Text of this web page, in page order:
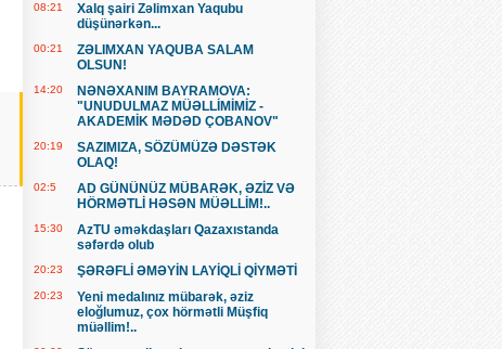
08:21
Xalq şairi Zəlimxan Yaqubu
düşünərkən...
00:21
ZƏLIMXAN YAQUBA SALAM
OLSUN!
14:20
NƏNƏXANIM BAYRAMOVA:
"UNUDULMAZ MÜƏLLİMİMİZ -
AKADEMİK MƏDƏD ÇOBANOV"
20:19
SAZIMIZA, SÖZÜMÜZƏ DƏSTƏK
OLAQ!
02:5
AD GÜNÜNÜZ MÜBARƏK, ƏZİZ VƏ
HÖRMƏTLİ HƏSƏN MÜƏLLİM!..
15:30
AzTU əməkdaşları Qazaxıstanda
səfərdə olub
20:23 ŞƏRƏFLİ ƏMƏYİN LAYİQLİ QİYMƏTİ
20:23
Yeni medalınız mübarək, əziz
eloğlumuz, çox hörmətli Müşfiq
müəllim!..